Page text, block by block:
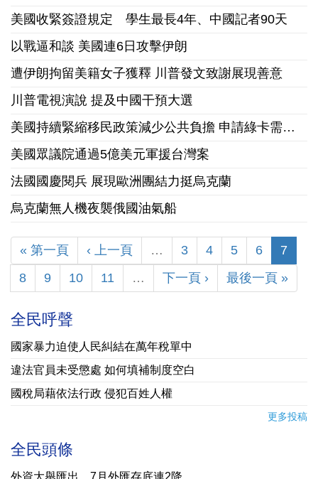
美國收緊簽證規定 學生最長4年、中國記者90天
以戰逼和談 美國連6日攻擊伊朗
遭伊朗拘留美籍女子獲釋 川普發文致謝展現善意
川普電視演說 提及中國干預大選
美國持續緊縮移民政策減少公共負擔 申請綠卡需繳10萬美元保證金
美國眾議院通過5億美元軍援台灣案
法國國慶閱兵 展現歐洲團結力挺烏克蘭
烏克蘭無人機夜襲俄國油氣船
« 第一頁 ‹ 上一頁 … 3 4 5 6
7
8
9 10 11 … 下一頁 › 最後一頁 »
全民呼聲
國家暴力迫使人民糾結在萬年稅單中
違法官員未受懲處 如何填補制度空白
國稅局藉依法行政 侵犯百姓人權
更多投稿
全民頭條
外資大舉匯出 7月外匯存底連2降